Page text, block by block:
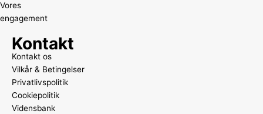
Vores
engagement
Kontakt
Kontakt os
Vilkår & Betingelser
Privatlivspolitik
Cookiepolitik
Vidensbank